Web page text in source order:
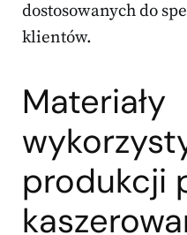
dostosowanych do
klientów.
Materiały
produkcji